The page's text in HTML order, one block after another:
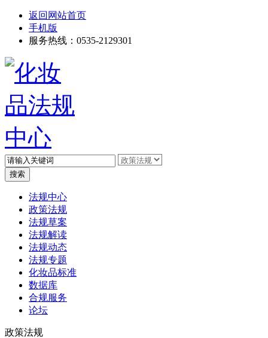
返回网站首页
手机版
服务热线：0535-2129301
法规中心
政策法规
法规草案
法规解读
法规动态
法规专题
化妆品标准
数据库
合规服务
论坛
政策法规